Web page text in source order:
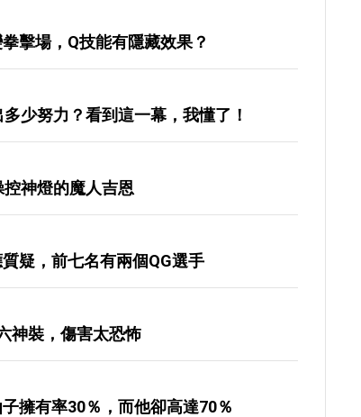
擊場，Q技能有隱藏效果？
少努力？看到這一幕，我懂了！
控神燈的魔人吉恩
疑，前七名有兩個QG選手
神裝，傷害太恐怖
擁有率30％，而他卻高達70％